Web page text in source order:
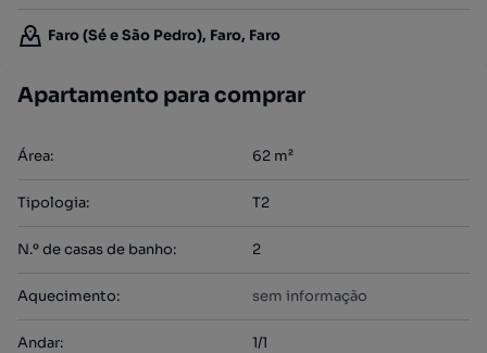
Faro (Sé e São Pedro), Faro, Faro
Apartamento para comprar
Área: 62 m²
Tipologia: T2
N.º de casas de banho: 2
Aquecimento: sem informação
Andar: 1/1